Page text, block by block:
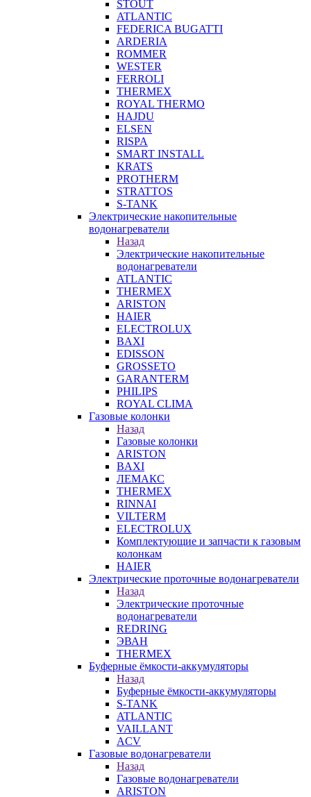
STOUT
ATLANTIC
FEDERICA BUGATTI
ARDERIA
ROMMER
WESTER
FERROLI
THERMEX
ROYAL THERMO
HAJDU
ELSEN
RISPA
SMART INSTALL
KRATS
PROTHERM
STRATTOS
S-TANK
Электрические накопительные
водонагреватели
Назад
Электрические накопительные
водонагреватели
ATLANTIC
THERMEX
ARISTON
HAIER
ELECTROLUX
BAXI
EDISSON
GROSSETO
GARANTERM
PHILIPS
ROYAL CLIMA
Газовые колонки
Назад
Газовые колонки
ARISTON
BAXI
ЛЕМАКС
THERMEX
RINNAI
VILTERM
ELECTROLUX
Комплектующие и запчасти к газовым
колонкам
HAIER
Электрические проточные водонагреватели
Назад
Электрические проточные
водонагреватели
REDRING
ЭВАН
THERMEX
Буферные ёмкости-аккумуляторы
Назад
Буферные ёмкости-аккумуляторы
S-TANK
ATLANTIC
VAILLANT
ACV
Газовые водонагреватели
Назад
Газовые водонагреватели
ARISTON